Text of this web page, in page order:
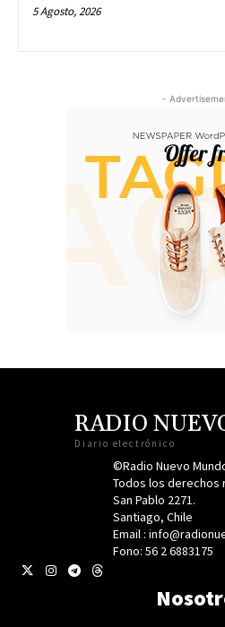
5 Agosto, 2026
-
RADIO
Diario electrónico
©Radio Nuevo
Todos los derechos
San Pablo 2271.
Santiago, Chile
Email :
Fono: 56 2 6883175